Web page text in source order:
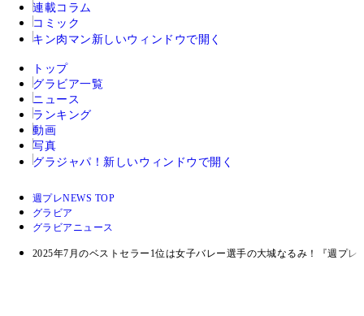
連載コラム
コミック
キン肉マン 新しいウィンドウで開く
トップ
グラビア一覧
ニュース
ランキング
動画
写真
グラジャパ！ 新しいウィンドウで開く
週プレNEWS TOP
グラビア
グラビアニュース
2025年7月のベストセラー1位は女子バレー選手の大城なるみ！『週プ